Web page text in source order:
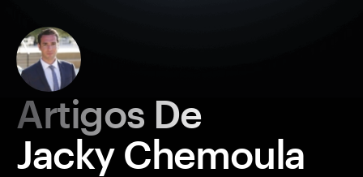
Artigos De
Jacky Chemoula